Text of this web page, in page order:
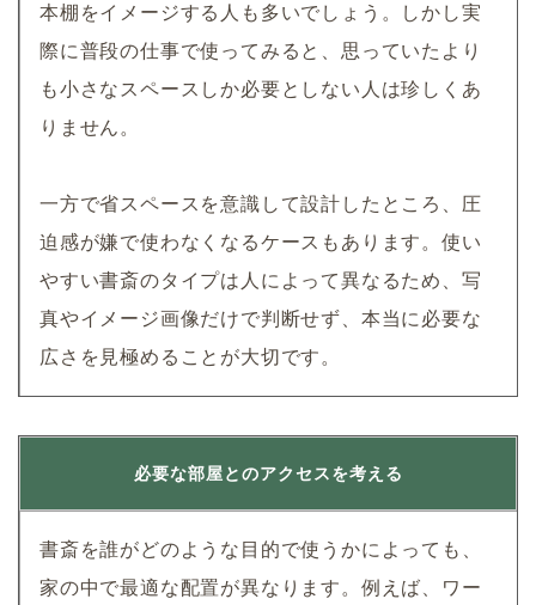
本棚をイメージする人も多いでしょう。しかし実
際に普段の仕事で使ってみると、思っていたより
も小さなスペースしか必要としない人は珍しくあ
りません。
一方で省スペースを意識して設計したところ、圧
迫感が嫌で使わなくなるケースもあります。使い
やすい書斎のタイプは人によって異なるため、写
真やイメージ画像だけで判断せず、本当に必要な
広さを見極めることが大切です。
必要な部屋とのアクセスを考える
書斎を誰がどのような目的で使うかによっても、
家の中で最適な配置が異なります。例えば、ワー